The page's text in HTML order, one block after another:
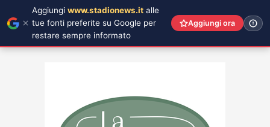
Aggiungi www.stadionews.it alle
tue fonti preferite su Google per
restare sempre informato
Aggiungi ora